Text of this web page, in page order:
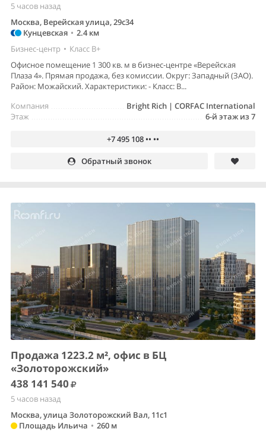
5 часов назад
Москва, Верейская улица, 29с34
Кунцевская • 2.4 км
Бизнес-центр • Класс B+
Офисное помещение 1 300 кв. м в бизнес-центре «Верейская
Плаза 4». Прямая продажа, без комиссии. Округ: Западный (ЗАО).
Район: Можайский. Характеристики: - Класс: B...
Bright Rich | CORFAC International
Компания
6-й этаж из 7
Этаж
+7 495 108 •• ••
Обратный звонок
Продажа 1223.2 м², офис в БЦ
«Золоторожский»
438 141 540
5 часов назад
Москва, улица Золоторожский Вал, 11с1
Площадь Ильича • 260 м